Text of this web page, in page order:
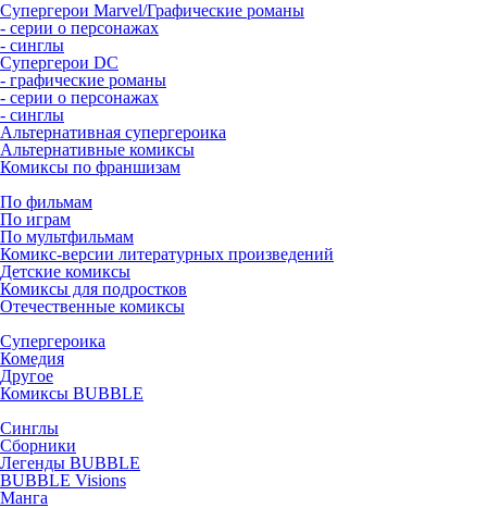
Супергерои Marvel/Графические романы
- серии о персонажах
- синглы
Супергерои DC
- графические романы
- серии о персонажах
- синглы
Альтернативная супергероика
Альтернативные комиксы
Комиксы по франшизам
По фильмам
По играм
По мультфильмам
Комикс-версии литературных произведений
Детские комиксы
Комиксы для подростков
Отечественные комиксы
Супергероика
Комедия
Другое
Комиксы BUBBLE
Синглы
Сборники
Легенды BUBBLE
BUBBLE Visions
Манга